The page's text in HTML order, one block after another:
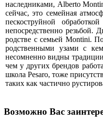
наследниками, Alberto
сейчас, это семейная
пескоструйной
непосредственно резьбой.
родстве с семьей Montini.
родственными узами с
несомненно видны
чем у других брендов
школа Pesaro, тоже
таких как частично
Возможно Вас